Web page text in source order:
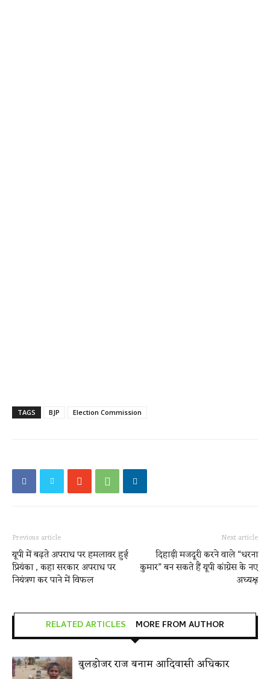
TAGS BJP Election Commission
Previous article
यूपी में बढ़ते अपराध पर हमलावर हुई
प्रियंका , कहा सरकार अपराध पर
नियंत्रण कर पाने में विफल
Next article
दिहाड़ी मजदूरी करने वाले “धरना
कुमार” बन सकते हैं यूपी कांग्रेस के नए
अध्यक्ष
RELATED ARTICLES MORE FROM AUTHOR
बुलडोजर राज बनाम आदिवासी अधिकार